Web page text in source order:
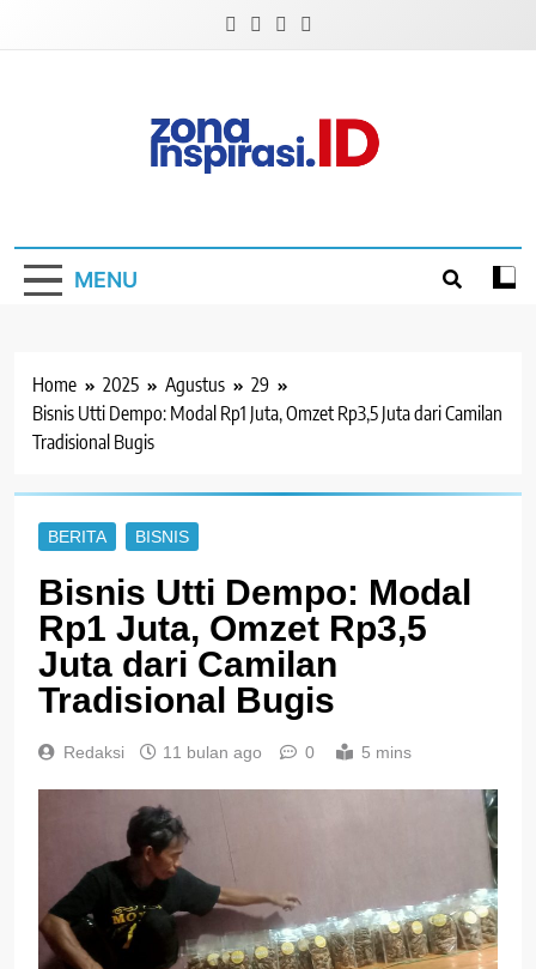
MENU
Home 2025 Agustus
29
Bisnis Utti Dempo: Modal Rp1 Juta, Omzet Rp3,5 Juta dari Camilan
Tradisional Bugis
BERITA BISNIS
Bisnis Utti Dempo: Modal
Rp1 Juta, Omzet Rp3,5
Juta dari Camilan
Tradisional Bugis
Redaksi 11 bulan ago 0 5 mins